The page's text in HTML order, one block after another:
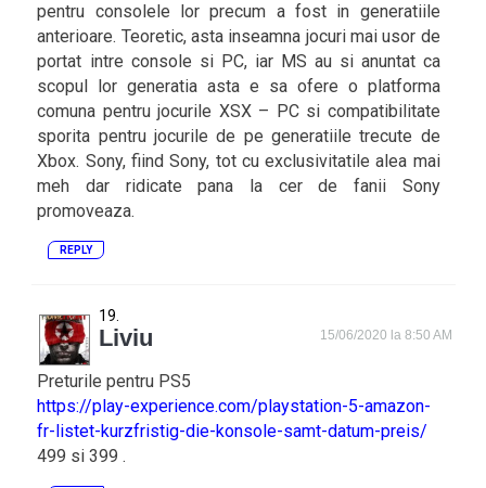
pentru consolele lor precum a fost in generatiile
anterioare. Teoretic, asta inseamna jocuri mai usor de
portat intre console si PC, iar MS au si anuntat ca
scopul lor generatia asta e sa ofere o platforma
comuna pentru jocurile XSX – PC si compatibilitate
sporita pentru jocurile de pe generatiile trecute de
Xbox. Sony, fiind Sony, tot cu exclusivitatile alea mai
meh dar ridicate pana la cer de fanii Sony
promoveaza.
REPLY
Liviu 15/06/2020 la 8:50 AM
Preturile pentru PS5
https://play-experience.com/playstation-5-amazon-
fr-listet-kurzfristig-die-konsole-samt-datum-preis/
499 si 399 .